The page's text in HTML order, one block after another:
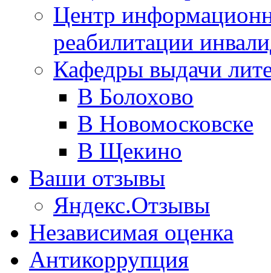
Центр
реабилитации
Кафедры выдачи
В Болохово
В Новомосковске
В Щекино
Ваши отзывы
Яндекс.Отзывы
Независимая оценка
Антикоррупция